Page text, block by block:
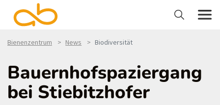
Bienenzentrum News Biodiversität
Bauernhofspaziergang
bei Stiebitzhofer